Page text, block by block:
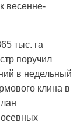
весенне-
тыс. га
поручил
в недельный
клина в